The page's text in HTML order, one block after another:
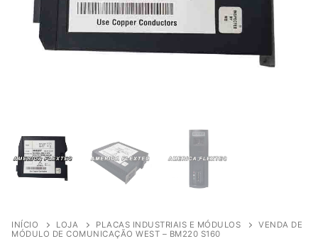
INÍCIO LOJA PLACAS INDUSTRIAIS E MÓDULOS
VENDA DE
MÓDULO DE COMUNICAÇÃO WEST – BM220 S160